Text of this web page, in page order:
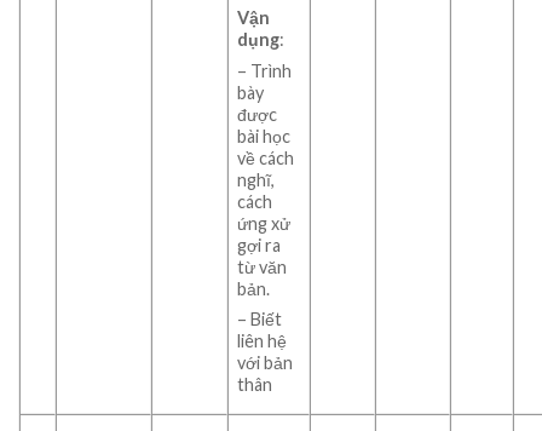
Vận
dụng:
– Trình
bày
được
bài học
về cách
nghĩ,
cách
ứng xử
gợi ra
từ văn
bản.
– Biết
liên hệ
với bản
thân